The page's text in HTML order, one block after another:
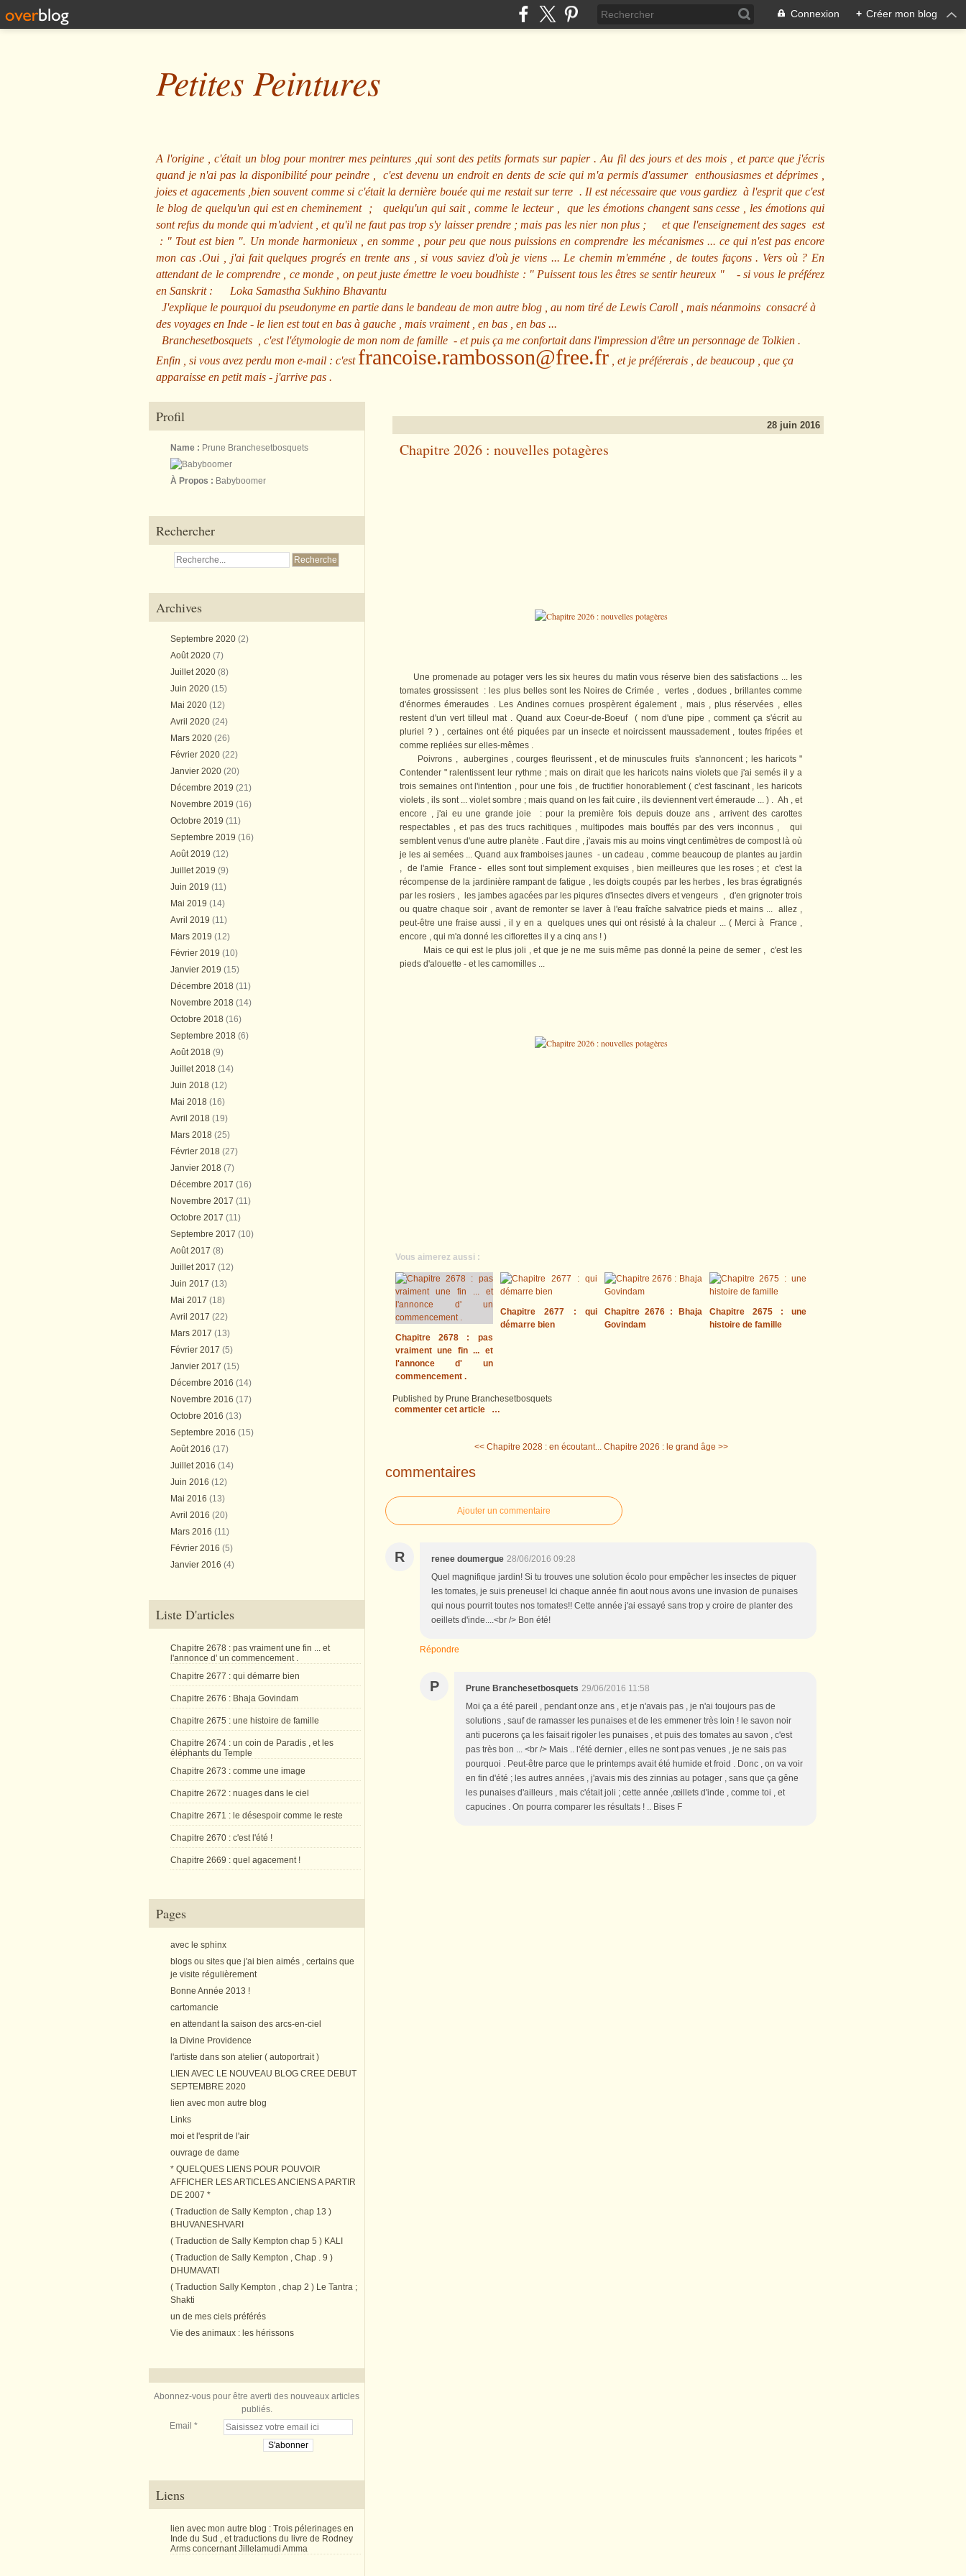
Connexion + Créer mon blog
Petites Peintures
A l'origine , c'était un blog pour montrer mes peintures ,qui sont des petits formats sur papier . Au fil des jours et des mois , et parce que j'écris
quand je n'ai pas la disponibilité pour peindre , c'est devenu un endroit en dents de scie qui m'a permis d'assumer enthousiasmes et déprimes ,
joies et agacements ,bien souvent comme si c'était la dernière bouée qui me restait sur terre . Il est nécessaire que vous gardiez à l'esprit que c'est
le blog de quelqu'un qui est en cheminement ; quelqu'un qui sait , comme le lecteur , que les émotions changent sans cesse , les émotions qui
sont refus du monde qui m'advient , et qu'il ne faut pas trop s'y laisser prendre ; mais pas les nier non plus ; et que l'enseignement des sages est
: " Tout est bien ". Un monde harmonieux , en somme , pour peu que nous puissions en comprendre les mécanismes ... ce qui n'est pas encore
mon cas .Oui , j'ai fait quelques progrés en trente ans , si vous saviez d'où je viens ... Le chemin m'emméne , de toutes façons . Vers où ? En
attendant de le comprendre , ce monde , on peut juste émettre le voeu boudhiste : " Puissent tous les êtres se sentir heureux " - si vous le préférez
en Sanskrit : Loka Samastha Sukhino Bhavantu
J'explique le pourquoi du pseudonyme en partie dans le bandeau de mon autre blog , au nom tiré de Lewis Caroll , mais néanmoins consacré à
des voyages en Inde - le lien est tout en bas à gauche , mais vraiment , en bas , en bas ...
Branchesetbosquets
, c'est l'étymologie de mon nom de famille - et puis ça me confortait dans l'impression d'être un personnage de Tolkien .
Enfin , si vous avez perdu mon e-mail : c'est francoise.rambosson@free.fr , et je préférerais , de beaucoup , que ça
apparaisse en petit mais - j'arrive pas .
Profil
Name : Prune Branchesetbosquets
À Propos : Babyboomer
Rechercher
Archives
Septembre 2020 (2)
Août 2020 (7)
Juillet 2020 (8)
Juin 2020 (15)
Mai 2020 (12)
Avril 2020 (24)
Mars 2020 (26)
Février 2020 (22)
Janvier 2020 (20)
Décembre 2019 (21)
Novembre 2019 (16)
Octobre 2019 (11)
Septembre 2019 (16)
Août 2019 (12)
Juillet 2019 (9)
Juin 2019 (11)
Mai 2019 (14)
Avril 2019 (11)
Mars 2019 (12)
Février 2019 (10)
Janvier 2019 (15)
Décembre 2018 (11)
Novembre 2018 (14)
Octobre 2018 (16)
Septembre 2018 (6)
Août 2018 (9)
Juillet 2018 (14)
Juin 2018 (12)
Mai 2018 (16)
Avril 2018 (19)
Mars 2018 (25)
Février 2018 (27)
Janvier 2018 (7)
Décembre 2017 (16)
Novembre 2017 (11)
Octobre 2017 (11)
Septembre 2017 (10)
Août 2017 (8)
Juillet 2017 (12)
Juin 2017 (13)
Mai 2017 (18)
Avril 2017 (22)
Mars 2017 (13)
Février 2017 (5)
Janvier 2017 (15)
Décembre 2016 (14)
Novembre 2016 (17)
Octobre 2016 (13)
Septembre 2016 (15)
Août 2016 (17)
Juillet 2016 (14)
Juin 2016 (12)
Mai 2016 (13)
Avril 2016 (20)
Mars 2016 (11)
Février 2016 (5)
Janvier 2016 (4)
Liste D'articles
Chapitre 2678 : pas vraiment une fin ... et
l'annonce d' un commencement .
Chapitre 2677 : qui démarre bien
Chapitre 2676 : Bhaja Govindam
Chapitre 2675 : une histoire de famille
Chapitre 2674 : un coin de Paradis , et les
éléphants du Temple
Chapitre 2673 : comme une image
Chapitre 2672 : nuages dans le ciel
Chapitre 2671 : le désespoir comme le reste
Chapitre 2670 : c'est l'été !
Chapitre 2669 : quel agacement !
Pages
avec le sphinx
blogs ou sites que j'ai bien aimés , certains que
je visite régulièrement
Bonne Année 2013 !
cartomancie
en attendant la saison des arcs-en-ciel
la Divine Providence
l'artiste dans son atelier ( autoportrait )
LIEN AVEC LE NOUVEAU BLOG CREE DEBUT
SEPTEMBRE 2020
lien avec mon autre blog
Links
moi et l'esprit de l'air
ouvrage de dame
* QUELQUES LIENS POUR POUVOIR
AFFICHER LES ARTICLES ANCIENS A PARTIR
DE 2007 *
( Traduction de Sally Kempton , chap 13 )
BHUVANESHVARI
( Traduction de Sally Kempton chap 5 ) KALI
( Traduction de Sally Kempton , Chap . 9 )
DHUMAVATI
( Traduction Sally Kempton , chap 2 ) Le Tantra ;
Shakti
un de mes ciels préférés
Vie des animaux : les hérissons
Abonnez-vous pour être averti des nouveaux articles
publiés.
Email
Liens
lien avec mon autre blog : Trois pélerinages en
Inde du Sud , et traductions du livre de Rodney
Arms concernant Jillelamudi Amma
28 juin 2016
Chapitre 2026 : nouvelles potagères
Une promenade au potager vers les six heures du matin vous réserve bien des satisfactions ... les
tomates grossissent : les plus belles sont les Noires de Crimée , vertes , dodues , brillantes comme
d'énormes émeraudes . Les Andines cornues prospèrent également , mais , plus réservées , elles
restent d'un vert tilleul mat . Quand aux Coeur-de-Boeuf ( nom d'une pipe , comment ça s'écrit au
pluriel ? ) , certaines ont été piquées par un insecte et noircissent maussadement , toutes fripées et
comme repliées sur elles-mêmes .
Poivrons , aubergines , courges fleurissent , et de minuscules fruits s'annoncent ; les haricots "
Contender " ralentissent leur rythme ; mais on dirait que les haricots nains violets que j'ai semés il y a
trois semaines ont l'intention , pour une fois , de fructifier honorablement ( c'est fascinant , les haricots
violets , ils sont ... violet sombre ; mais quand on les fait cuire , ils deviennent vert émeraude ... ) . Ah , et
encore , j'ai eu une grande joie : pour la première fois depuis douze ans , arrivent des carottes
respectables , et pas des trucs rachitiques , multipodes mais bouffés par des vers inconnus , qui
semblent venus d'une autre planète . Faut dire , j'avais mis au moins vingt centimètres de compost là où
je les ai semées ... Quand aux framboises jaunes - un cadeau , comme beaucoup de plantes au jardin
, de l'amie France - elles sont tout simplement exquises , bien meilleures que les roses ; et c'est la
récompense de la jardinière rampant de fatigue , les doigts coupés par les herbes , les bras égratignés
par les rosiers , les jambes agacées par les piqures d'insectes divers et vengeurs , d'en grignoter trois
ou quatre chaque soir , avant de remonter se laver à l'eau fraîche salvatrice pieds et mains ... allez ,
peut-être une fraise aussi , il y en a quelques unes qui ont résisté à la chaleur ... ( Merci à France ,
encore , qui m'a donné les ciflorettes il y a cinq ans ! )
Mais ce qui est le plus joli , et que je ne me suis même pas donné la peine de semer , c'est les
pieds d'alouette - et les camomilles ...
Vous aimerez aussi :
Chapitre 2678 : pas
vraiment une fin ... et
l'annonce d' un
commencement .
Chapitre 2677 : qui
démarre bien
Chapitre 2676 : Bhaja
Govindam
Chapitre 2675 : une
histoire de famille
Published by Prune Branchesetbosquets
commenter cet article
…
<< Chapitre 2028 : en écoutant... Chapitre 2026 : le grand âge >>
commentaires
Ajouter un commentaire
R renee doumergue 28/06/2016 09:28
Quel magnifique jardin! Si tu trouves une solution écolo pour empêcher les insectes de piquer
les tomates, je suis preneuse! Ici chaque année fin aout nous avons une invasion de punaises
qui nous pourrit toutes nos tomates!! Cette année j'ai essayé sans trop y croire de planter des
oeillets d'inde....<br /> Bon été!
Répondre
P Prune Branchesetbosquets 29/06/2016 11:58
Moi ça a été pareil , pendant onze ans , et je n'avais pas , je n'ai toujours pas de
solutions , sauf de ramasser les punaises et de les emmener très loin ! le savon noir
anti pucerons ça les faisait rigoler les punaises , et puis des tomates au savon , c'est
pas très bon ... <br /> Mais .. l'été dernier , elles ne sont pas venues , je ne sais pas
pourquoi . Peut-être parce que le printemps avait été humide et froid . Donc , on va voir
en fin d'été ; les autres années , j'avais mis des zinnias au potager , sans que ça gêne
les punaises d'ailleurs , mais c'était joli ; cette année ,œillets d'inde , comme toi , et
capucines . On pourra comparer les résultats ! .. Bises F